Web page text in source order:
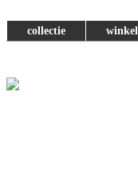
collectie winkel